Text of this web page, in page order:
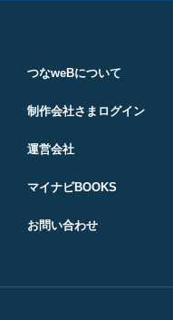
つなweBについて
制作会社さまログイン
運営会社
マイナビBOOKS
お問い合わせ